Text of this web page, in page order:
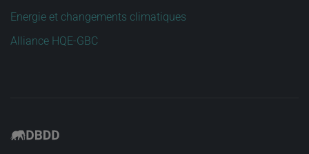
Energie et changements climatiques
Alliance HQE-GBC